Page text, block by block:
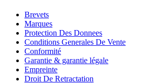
Brevets
Marques
Protection Des Donnees
Conditions Generales De Vente
Conformité
Garantie & garantie légale
Empreinte
Droit De Retractation